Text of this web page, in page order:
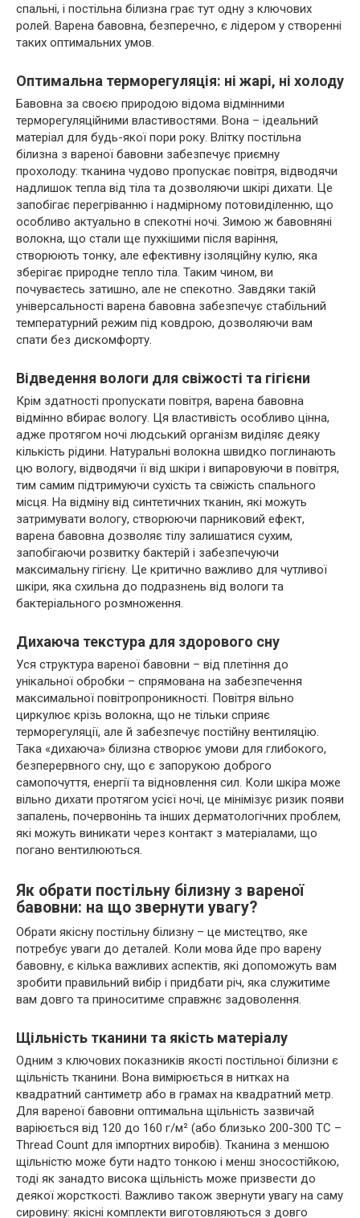
спальні, і постільна білизна грає тут одну з ключових
ролей. Варена бавовна, безперечно, є лідером у створенні
таких оптимальних умов.
Оптимальна терморегуляція: ні жарі, ні холоду
Бавовна за своєю природою відома відмінними
терморегуляційними властивостями. Вона – ідеальний
матеріал для будь-якої пори року. Влітку постільна
білизна з вареної бавовни забезпечує приємну
прохолоду: тканина чудово пропускає повітря, відводячи
надлишок тепла від тіла та дозволяючи шкірі дихати. Це
запобігає перегріванню і надмірному потовиділенню, що
особливо актуально в спекотні ночі. Зимою ж бавовняні
волокна, що стали ще пухкішими після варіння,
створюють тонку, але ефективну ізоляційну кулю, яка
зберігає природне тепло тіла. Таким чином, ви
почуваєтесь затишно, але не спекотно. Завдяки такій
універсальності варена бавовна забезпечує стабільний
температурний режим під ковдрою, дозволяючи вам
спати без дискомфорту.
Відведення вологи для свіжості та гігієни
Крім здатності пропускати повітря, варена бавовна
відмінно вбирає вологу. Ця властивість особливо цінна,
адже протягом ночі людський організм виділяє деяку
кількість рідини. Натуральні волокна швидко поглинають
цю вологу, відводячи її від шкіри і випаровуючи в повітря,
тим самим підтримуючи сухість та свіжість спального
місця. На відміну від синтетичних тканин, які можуть
затримувати вологу, створюючи парниковий ефект,
варена бавовна дозволяє тілу залишатися сухим,
запобігаючи розвитку бактерій і забезпечуючи
максимальну гігієну. Це критично важливо для чутливої
шкіри, яка схильна до подразнень від вологи та
бактеріального розмноження.
Дихаюча текстура для здорового сну
Уся структура вареної бавовни – від плетіння до
унікальної обробки – спрямована на забезпечення
максимальної повітропроникності. Повітря вільно
циркулює крізь волокна, що не тільки сприяє
терморегуляції, але й забезпечує постійну вентиляцію.
Така «дихаюча» білизна створює умови для глибокого,
безперервного сну, що є запорукою доброго
самопочуття, енергії та відновлення сил. Коли шкіра може
вільно дихати протягом усієї ночі, це мінімізує ризик появи
запалень, почервонінь та інших дерматологічних проблем,
які можуть виникати через контакт з матеріалами, що
погано вентилюються.
Як обрати постільну білизну з вареної
бавовни: на що звернути увагу?
Обрати якісну постільну білизну – це мистецтво, яке
потребує уваги до деталей. Коли мова йде про варену
бавовну, є кілька важливих аспектів, які допоможуть вам
зробити правильний вибір і придбати річ, яка служитиме
вам довго та приноситиме справжнє задоволення.
Щільність тканини та якість матеріалу
Одним з ключових показників якості постільної білизни є
щільність тканини. Вона вимірюється в нитках на
квадратний сантиметр або в грамах на квадратний метр.
Для вареної бавовни оптимальна щільність зазвичай
варіюється від 120 до 160 г/м² (або близько 200-300 TC –
Thread Count для імпортних виробів). Тканина з меншою
щільністю може бути надто тонкою і менш зносостійкою,
тоді як занадто висока щільність може призвести до
деякої жорсткості. Важливо також звернути увагу на саму
сировину: якісні комплекти виготовляються з довго